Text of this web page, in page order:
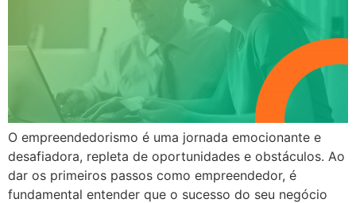
O empreendedorismo é uma jornada emocionante e
desafiadora, repleta de oportunidades e obstáculos. Ao
dar os primeiros passos como empreendedor, é
fundamental entender que o sucesso do seu negócio